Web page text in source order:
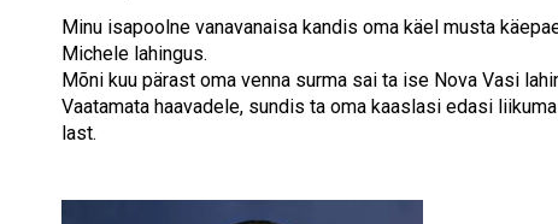
Minu isapoolne vanavanaisa kandis oma käel musta
Michele lahingus.
Mõni kuu pärast oma venna surma sai ta ise Nova Vasi
Vaatamata haavadele, sundis ta oma kaaslasi edasi
last.